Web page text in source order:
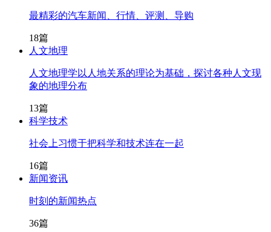
最精彩的汽车新闻、行情、评测、导购
18篇
人文地理
人文地理学以人地关系的理论为基础，探讨各种人文现
象的地理分布
13篇
科学技术
社会上习惯于把科学和技术连在一起
16篇
新闻资讯
时刻的新闻热点
36篇